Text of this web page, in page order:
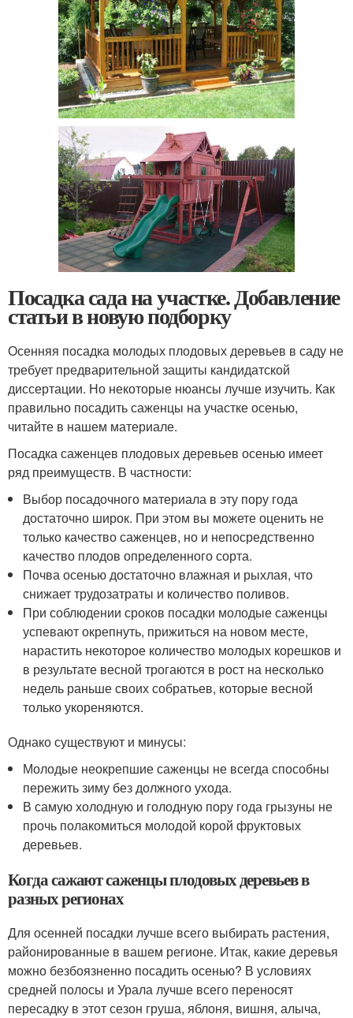
Посадка сада на участке. Добавление
статьи в новую подборку
Осенняя посадка молодых плодовых деревьев в саду не
требует предварительной защиты кандидатской
диссертации. Но некоторые нюансы лучше изучить. Как
правильно посадить саженцы на участке осенью,
читайте в нашем материале.
Посадка саженцев плодовых деревьев осенью имеет
ряд преимуществ. В частности:
Выбор посадочного материала в эту пору года
достаточно широк. При этом вы можете оценить не
только качество саженцев, но и непосредственно
качество плодов определенного сорта.
Почва осенью достаточно влажная и рыхлая, что
снижает трудозатраты и количество поливов.
При соблюдении сроков посадки молодые саженцы
успевают окрепнуть, прижиться на новом месте,
нарастить некоторое количество молодых корешков и
в результате весной трогаются в рост на несколько
недель раньше своих собратьев, которые весной
только укореняются.
Однако существуют и минусы:
Молодые неокрепшие саженцы не всегда способны
пережить зиму без должного ухода.
В самую холодную и голодную пору года грызуны не
прочь полакомиться молодой корой фруктовых
деревьев.
Когда сажают саженцы плодовых деревьев в
разных регионах
Для осенней посадки лучше всего выбирать растения,
районированные в вашем регионе. Итак, какие деревья
можно безбоязненно посадить осенью? В условиях
средней полосы и Урала лучше всего переносят
пересадку в этот сезон груша, яблоня, вишня, алыча,